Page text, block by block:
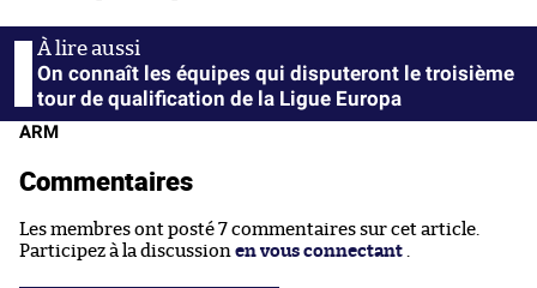
On connaît les équipes qui disputeront le troisième
tour de qualification de la Ligue Europa
ARM
Commentaires
Les membres ont posté 7 commentaires sur cet article.
Participez à la discussion en vous connectant